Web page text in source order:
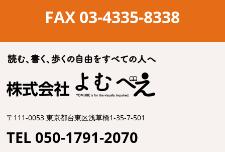
FAX 03-4335-8338
〒111-0053 東京都台東区浅草橋1-35-7-501
TEL 050-1791-2070